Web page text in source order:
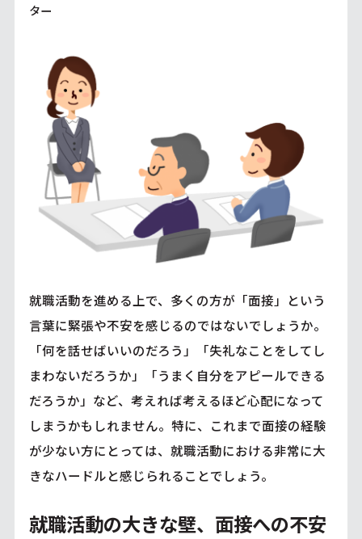
ター
就職活動を進める上で、多くの方が「面接」という
言葉に緊張や不安を感じるのではないでしょうか。
「何を話せばいいのだろう」「失礼なことをしてし
まわないだろうか」「うまく自分をアピールできる
だろうか」など、考えれば考えるほど心配になって
しまうかもしれません。特に、これまで面接の経験
が少ない方にとっては、就職活動における非常に大
きなハードルと感じられることでしょう。
就職活動の大きな壁、面接への不安